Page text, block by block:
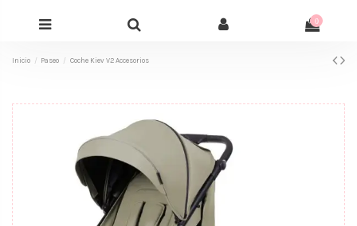
0
Inicio Paseo Coche Kiev V2 Accesorios